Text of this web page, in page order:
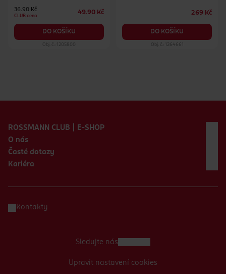
36.90 Kč
CLUB cena
49.90 Kč
DO KOŠÍKU
Obj. č.: 1205800
269 Kč
DO KOŠÍKU
Obj. č.: 1264661
ROSSMANN CLUB | E-SHOP
O nás
Časté dotazy
Kariéra
Kontakty
Sledujte nás
Upravit nastavení cookies